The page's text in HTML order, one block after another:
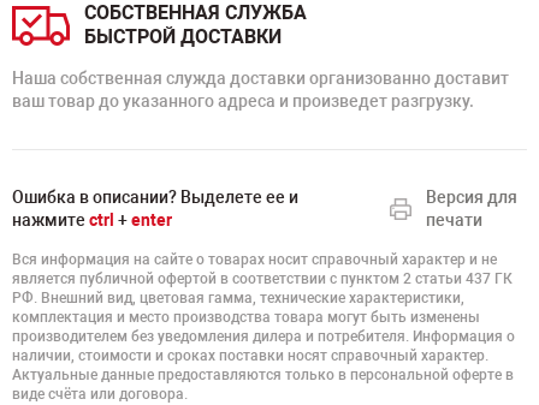
СОБСТВЕННАЯ СЛУЖБА
БЫСТРОЙ ДОСТАВКИ
Наша собственная служда доставки организованно доставит
ваш товар до указанного адреса и произведет разгрузку.
Ошибка в описании? Выделете ее и
нажмите ctrl +enter
Версия для
печати
Вся информация на сайте о товарах носит справочный характер и не
является публичной офертой в соответствии с пунктом 2 статьи 437 ГК
РФ. Внешний вид, цветовая гамма, технические характеристики,
комплектация и место производства товара могут быть изменены
производителем без уведомления дилера и потребителя. Информация о
наличии, стоимости и сроках поставки носят справочный характер.
Актуальные данные предоставляются только в персональной оферте в
виде счёта или договора.